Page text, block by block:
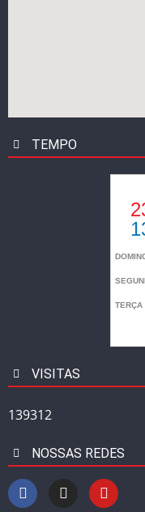
TEMPO
VISITAS
139312
NOSSAS REDES